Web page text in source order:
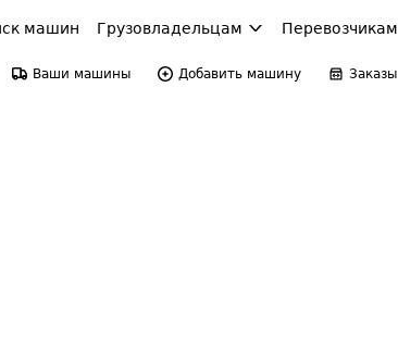
машин Грузовладельцам Перевозчикам
Ваши машины Добавить машину Заказы